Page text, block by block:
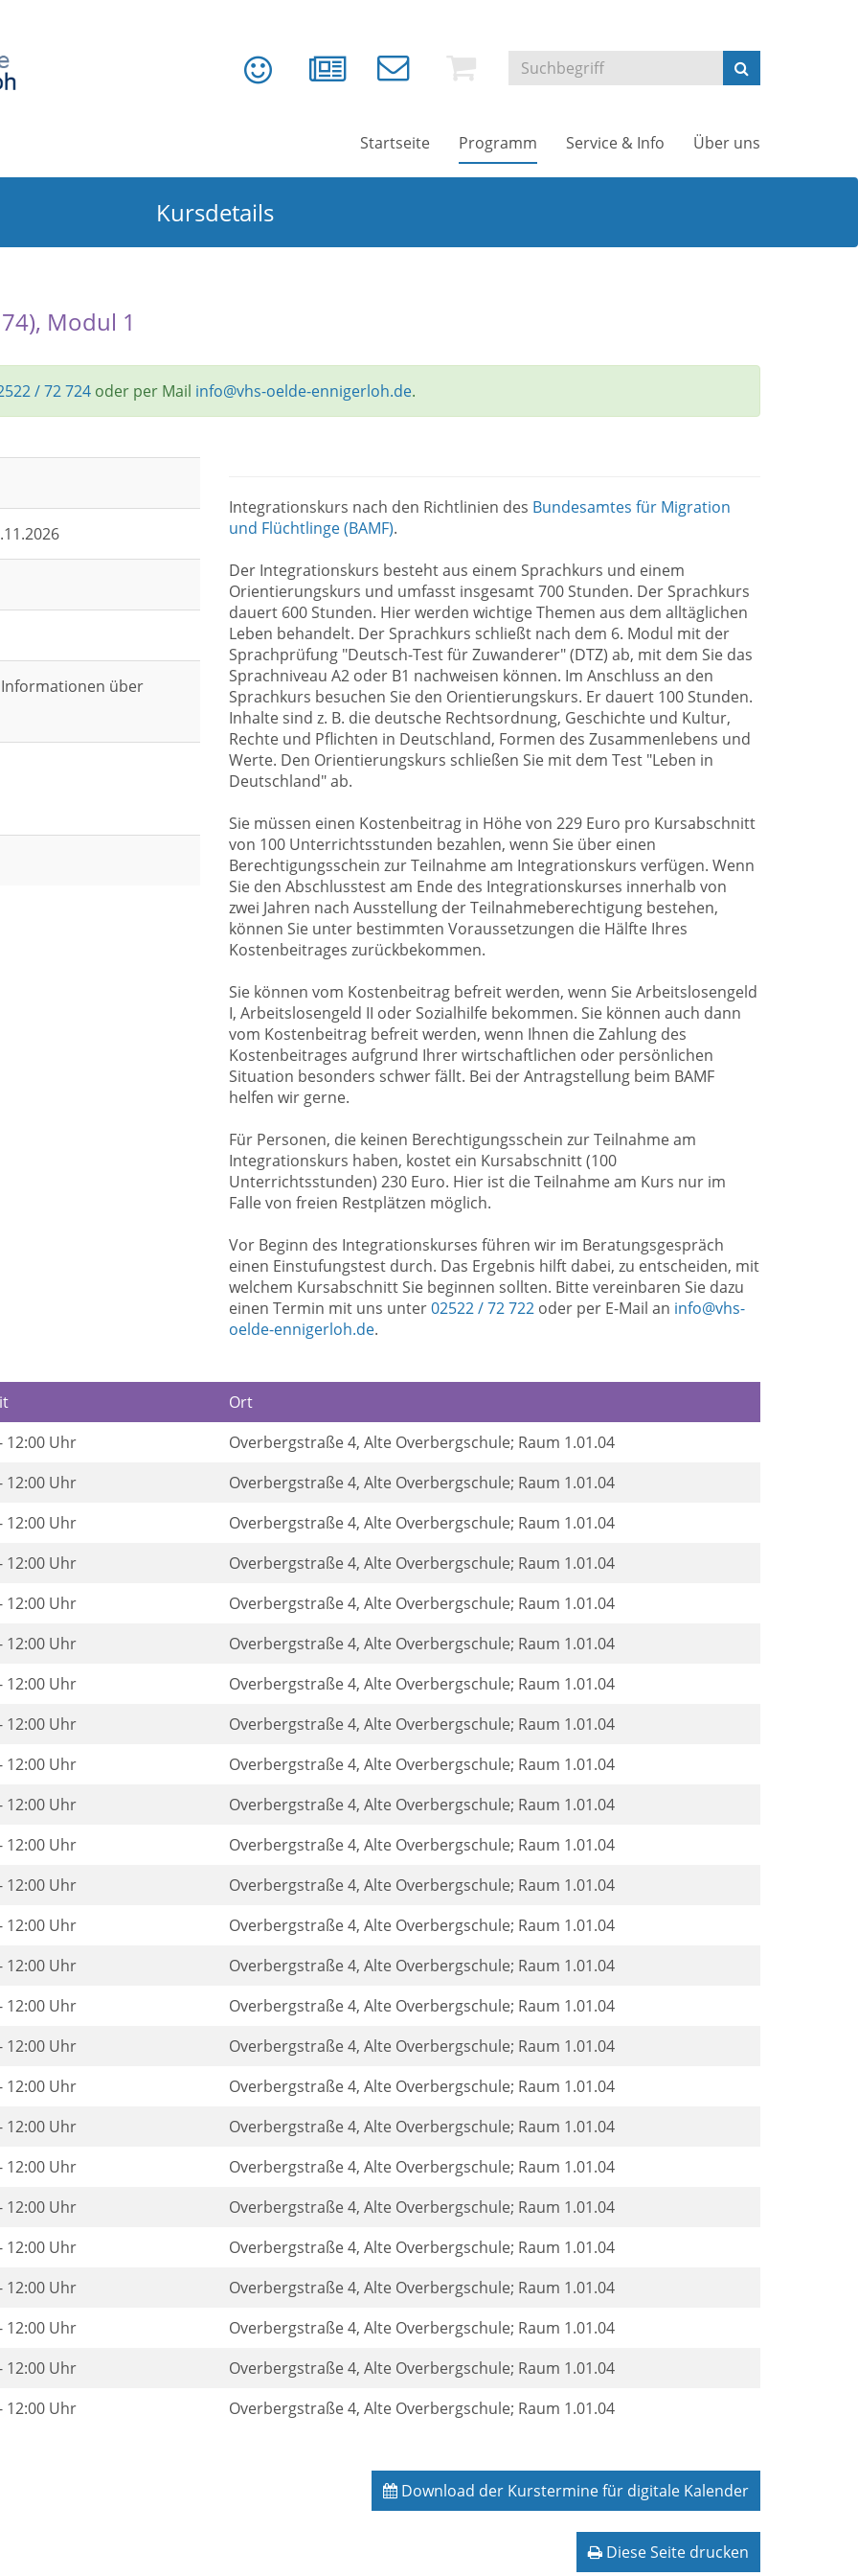
Startseite Programm Service & Info Über uns
Kursdetails
Modul 1
/ 72 724 oder per Mail info@vhs-oelde-ennigerloh.de.
über
Integrationskurs nach den Richtlinien des Bundesamtes für Migration
und Flüchtlinge (BAMF).
Der Integrationskurs besteht aus einem Sprachkurs und einem
Orientierungskurs und umfasst insgesamt 700 Stunden. Der Sprachkurs
dauert 600 Stunden. Hier werden wichtige Themen aus dem alltäglichen
Leben behandelt. Der Sprachkurs schließt nach dem 6. Modul mit der
Sprachprüfung "Deutsch-Test für Zuwanderer" (DTZ) ab, mit dem Sie das
Sprachniveau A2 oder B1 nachweisen können. Im Anschluss an den
Sprachkurs besuchen Sie den Orientierungskurs. Er dauert 100 Stunden.
Inhalte sind z. B. die deutsche Rechtsordnung, Geschichte und Kultur,
Rechte und Pflichten in Deutschland, Formen des Zusammenlebens und
Werte. Den Orientierungskurs schließen Sie mit dem Test "Leben in
Deutschland" ab.
Sie müssen einen Kostenbeitrag in Höhe von 229 Euro pro Kursabschnitt
von 100 Unterrichtsstunden bezahlen, wenn Sie über einen
Berechtigungsschein zur Teilnahme am Integrationskurs verfügen. Wenn
Sie den Abschlusstest am Ende des Integrationskurses innerhalb von
zwei Jahren nach Ausstellung der Teilnahmeberechtigung bestehen,
können Sie unter bestimmten Voraussetzungen die Hälfte Ihres
Kostenbeitrages zurückbekommen.
Sie können vom Kostenbeitrag befreit werden, wenn Sie Arbeitslosengeld
I, Arbeitslosengeld II oder Sozialhilfe bekommen. Sie können auch dann
vom Kostenbeitrag befreit werden, wenn Ihnen die Zahlung des
Kostenbeitrages aufgrund Ihrer wirtschaftlichen oder persönlichen
Situation besonders schwer fällt. Bei der Antragstellung beim BAMF
helfen wir gerne.
Für Personen, die keinen Berechtigungsschein zur Teilnahme am
Integrationskurs haben, kostet ein Kursabschnitt (100
Unterrichtsstunden) 230 Euro. Hier ist die Teilnahme am Kurs nur im
Falle von freien Restplätzen möglich.
Vor Beginn des Integrationskurses führen wir im Beratungsgespräch
einen Einstufungstest durch. Das Ergebnis hilft dabei, zu entscheiden, mit
welchem Kursabschnitt Sie beginnen sollten. Bitte vereinbaren Sie dazu
einen Termin mit uns unter02522 / 72 722 oder per E-Mail an info@vhs-
oelde-ennigerloh.de.
Ort
12:00 Uhr
Overbergstraße 4, Alte Overbergschule; Raum 1.01.04
12:00 Uhr
Overbergstraße 4, Alte Overbergschule; Raum 1.01.04
12:00 Uhr
Overbergstraße 4, Alte Overbergschule; Raum 1.01.04
12:00 Uhr
Overbergstraße 4, Alte Overbergschule; Raum 1.01.04
12:00 Uhr
Overbergstraße 4, Alte Overbergschule; Raum 1.01.04
12:00 Uhr
Overbergstraße 4, Alte Overbergschule; Raum 1.01.04
12:00 Uhr
Overbergstraße 4, Alte Overbergschule; Raum 1.01.04
12:00 Uhr
Overbergstraße 4, Alte Overbergschule; Raum 1.01.04
12:00 Uhr
Overbergstraße 4, Alte Overbergschule; Raum 1.01.04
12:00 Uhr
Overbergstraße 4, Alte Overbergschule; Raum 1.01.04
12:00 Uhr
Overbergstraße 4, Alte Overbergschule; Raum 1.01.04
12:00 Uhr
Overbergstraße 4, Alte Overbergschule; Raum 1.01.04
12:00 Uhr
Overbergstraße 4, Alte Overbergschule; Raum 1.01.04
12:00 Uhr
Overbergstraße 4, Alte Overbergschule; Raum 1.01.04
12:00 Uhr
Overbergstraße 4, Alte Overbergschule; Raum 1.01.04
12:00 Uhr
Overbergstraße 4, Alte Overbergschule; Raum 1.01.04
12:00 Uhr
Overbergstraße 4, Alte Overbergschule; Raum 1.01.04
12:00 Uhr
Overbergstraße 4, Alte Overbergschule; Raum 1.01.04
12:00 Uhr
Overbergstraße 4, Alte Overbergschule; Raum 1.01.04
12:00 Uhr
Overbergstraße 4, Alte Overbergschule; Raum 1.01.04
12:00 Uhr
Overbergstraße 4, Alte Overbergschule; Raum 1.01.04
12:00 Uhr
Overbergstraße 4, Alte Overbergschule; Raum 1.01.04
12:00 Uhr
Overbergstraße 4, Alte Overbergschule; Raum 1.01.04
12:00 Uhr
Overbergstraße 4, Alte Overbergschule; Raum 1.01.04
12:00 Uhr Overbergstraße 4, Alte Overbergschule; Raum 1.01.04
Download der Kurstermine für digitale Kalender
Diese Seite drucken